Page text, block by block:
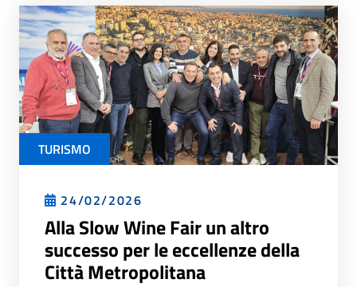
TURISMO
24/02/2026
Alla Slow Wine Fair un altro
successo per le eccellenze della
Città Metropolitana